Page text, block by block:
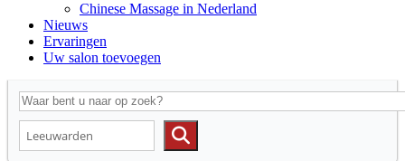
Chinese Massage in Nederland
Nieuws
Ervaringen
Uw salon toevoegen